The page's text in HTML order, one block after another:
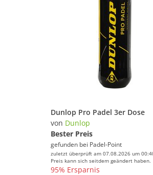
Dunlop Pro Padel 3er Dose
von Dunlop
Bester Preis
gefunden bei Padel-Point
zuletzt überprüft am 07.08.2026 um
Preis kann sich seitdem geändert haben.
95% Ersparnis